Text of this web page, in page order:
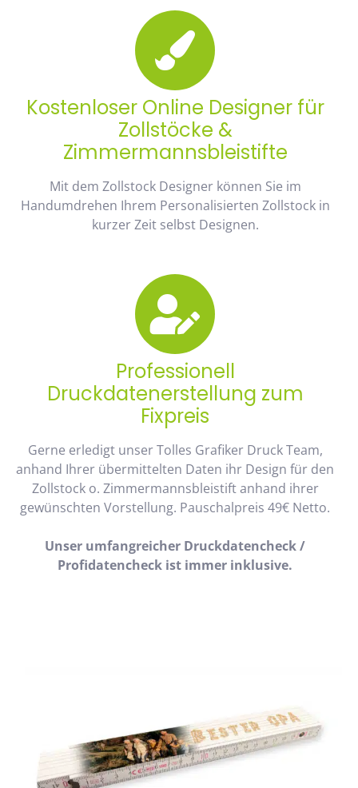
Kostenloser Online Designer für
Zollstöcke &
Zimmermannsbleistifte
Mit dem Zollstock Designer können Sie im
Handumdrehen Ihrem Personalisierten Zollstock in
kurzer Zeit selbst Designen.
Professionell
Druckdatenerstellung zum
Fixpreis
Gerne erledigt unser Tolles Grafiker Druck Team,
anhand Ihrer übermittelten Daten ihr Design für den
Zollstock o. Zimmermannsbleistift anhand ihrer
gewünschten Vorstellung. Pauschalpreis 49€ Netto.
Unser umfangreicher Druckdatencheck /
Profidatencheck ist immer inklusive.